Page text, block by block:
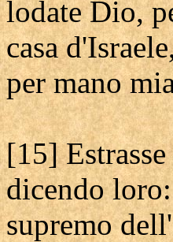
lodate Dio,
casa
per mano
[15]
dicendo
supremo